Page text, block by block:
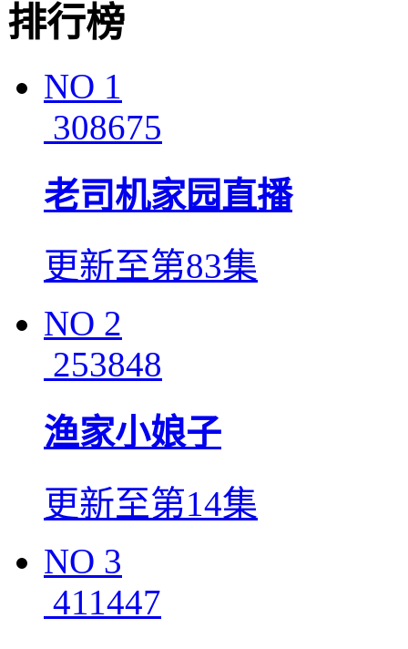
排行榜
NO 1
308675
老司机家园直播
更新至第83集
NO 2
253848
渔家小娘子
更新至第14集
NO 3
411447